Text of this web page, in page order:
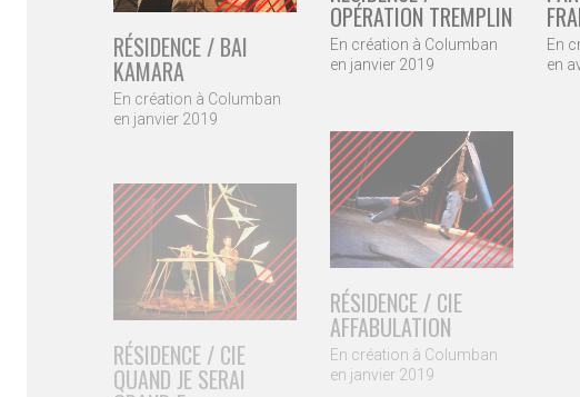
En
en
OPÉRATION TREMPLIN
En création à Columban
en janvier 2019
RÉSIDENCE / BAI
KAMARA
En création à Columban
en janvier 2019
RÉSIDENCE / CIE
AFFABULATION
En création à Columban
en janvier 2019
RÉSIDENCE / CIE
QUAND JE SERAI
GRAND-E